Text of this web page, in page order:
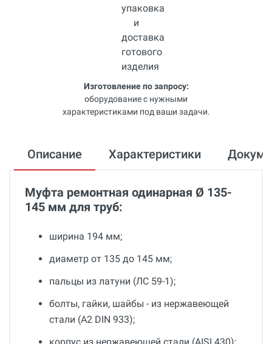
Изготовление по запросу:
оборудование с нужными
характеристиками под ваши задачи.
Описание Характеристики
Муфта ремонтная одинарная Ø 135-
145 мм для труб:
ширина 194 мм;
диаметр от 135 до 145 мм;
пальцы из латуни (ЛС 59-1);
болты, гайки, шайбы - из нержавеющей
стали (A2 DIN 933);